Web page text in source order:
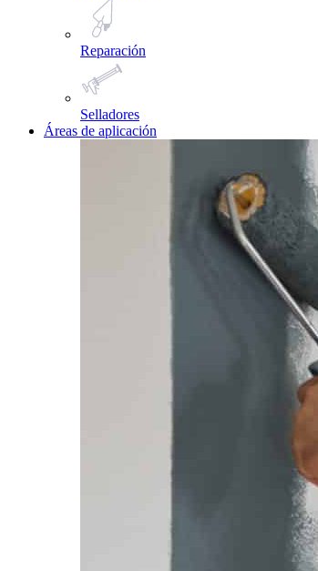
Reparación
Selladores
Áreas de aplicación